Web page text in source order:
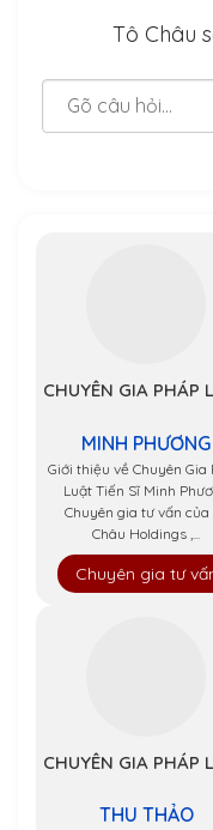
Tô Châu
CHUYÊN GIA PHÁP
MINH PHƯƠNG
Giới thiệu về Chuyên Gia
Luật Tiến Sĩ Minh
Chuyên gia tư vấn của
Châu Holdings ,...
Chuyên gia tư
CHUYÊN GIA PHÁP
THU THẢO